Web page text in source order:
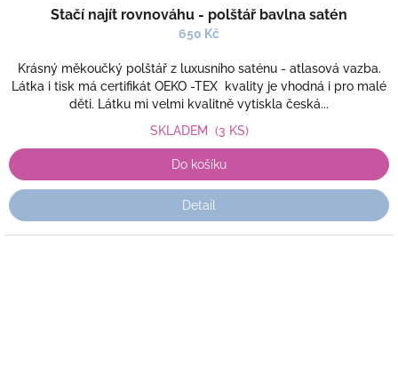
Stačí najít rovnováhu - polštář bavlna satén
650 Kč
Krásný měkoučký polštář z luxusního saténu - atlasová vazba.
Látka i tisk má certifikát OEKO -TEX kvality je vhodná i pro malé
děti. Látku mi velmi kvalitně vytiskla česká...
SKLADEM (3 KS)
Do košíku
Detail